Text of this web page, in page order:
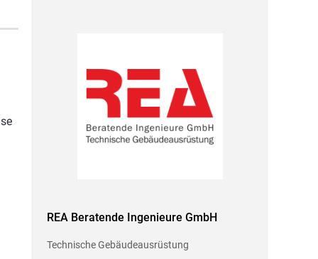
REA Beratende Ingenieure GmbH
Technische Gebäudeausrüstung